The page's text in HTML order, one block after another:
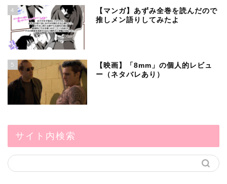
4
【マンガ】あずみ全巻を読んだので
推しメン語りしてみたよ
5
【映画】「8mm」の個人的レビュ
ー（ネタバレあり）
サイト内検索